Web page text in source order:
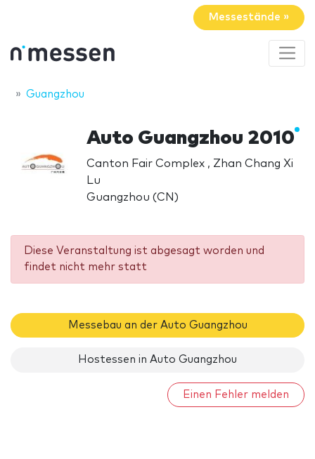
Messestände »
Guangzhou
Auto Guangzhou 2010
Canton Fair Complex , Zhan Chang Xi
Lu
Guangzhou (CN)
Diese Veranstaltung ist abgesagt worden und
findet nicht mehr statt
Messebau an der Auto Guangzhou
Hostessen in Auto Guangzhou
Einen Fehler melden